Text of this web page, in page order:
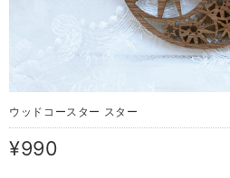
ウッドコースター スター
¥990